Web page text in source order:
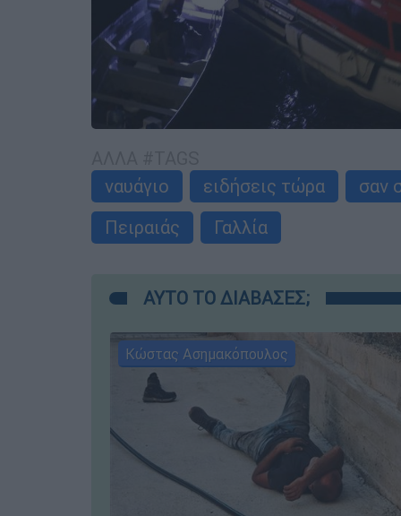
ναυάγιο
ειδήσεις τώρα σαν
Πειραιάς
Γαλλία
ΑΥΤΟ ΤΟ ΔΙΑΒΑΣΕΣ;
Κώστας Ασημακόπουλος